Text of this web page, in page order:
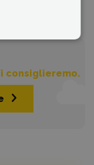
consiglieremo.